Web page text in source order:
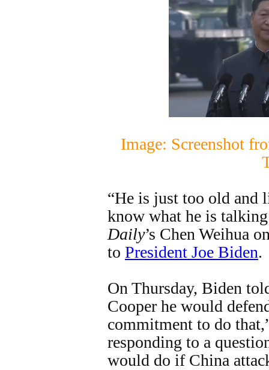
Image: Screenshot
“He is just too old and
know what he is
Daily’s Chen Weihua
to President Joe Biden.
On Thursday, Biden
Cooper he would
commitment to do
responding to a
would do if China